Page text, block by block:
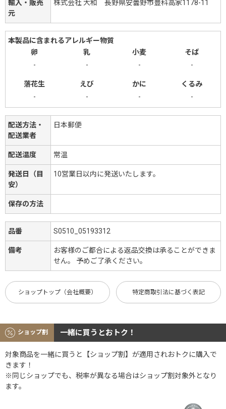
輸入・販売
元
株式会社 大和 長野県安曇野市豊科高家1178-11
本製品に含まれるアレルギー物質
卵
乳 小麦
そば
-
- - -
落花生 えび かに
くるみ
-
- - -
配送方法・
配送業者
日本郵便
配送温度 常温
発送日（目
安）
10営業日以内に発送いたします。
保存の方法
品番 S0510_05193312
備考
お客様のご都合による返品交換は承ることができま
せん。 予めご了承ください。
ショップトップ（会社概要） 特定商取引法に基づく表記
ショップ割 一緒に買うとおトク！
対象商品を一緒に買うと【ショップ割】が適用されおトクに購入で
きます！
※同じショップでも、税率が異なる場合はショップ割対象外となり
ます。